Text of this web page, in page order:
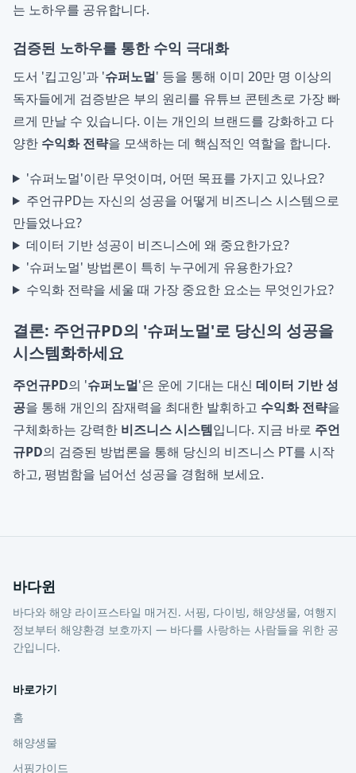
는 노하우를 공유합니다.
검증된 노하우를 통한 수익 극대화
도서 '킵고잉'과 '슈퍼노멀' 등을 통해 이미 20만 명 이상의
독자들에게 검증받은 부의 원리를 유튜브 콘텐츠로 가장 빠
르게 만날 수 있습니다. 이는 개인의 브랜드를 강화하고 다
양한 수익화 전략을 모색하는 데 핵심적인 역할을 합니다.
'슈퍼노멀'이란 무엇이며, 어떤 목표를 가지고 있나요?
주언규PD는 자신의 성공을 어떻게 비즈니스 시스템으로
만들었나요?
데이터 기반 성공이 비즈니스에 왜 중요한가요?
'슈퍼노멀' 방법론이 특히 누구에게 유용한가요?
수익화 전략을 세울 때 가장 중요한 요소는 무엇인가요?
결론: 주언규PD의 '슈퍼노멀'로 당신의 성공을
시스템화하세요
주언규PD의 '슈퍼노멀'은 운에 기대는 대신 데이터 기반 성
공을 통해 개인의 잠재력을 최대한 발휘하고 수익화 전략을
구체화하는 강력한 비즈니스 시스템입니다. 지금 바로 주언
규PD의 검증된 방법론을 통해 당신의 비즈니스 PT를 시작
하고, 평범함을 넘어선 성공을 경험해 보세요.
바다윈
바다와 해양 라이프스타일 매거진. 서핑, 다이빙, 해양생물, 여행지
정보부터 해양환경 보호까지 — 바다를 사랑하는 사람들을 위한 공
간입니다.
바로가기
홈
해양생물
서핑가이드